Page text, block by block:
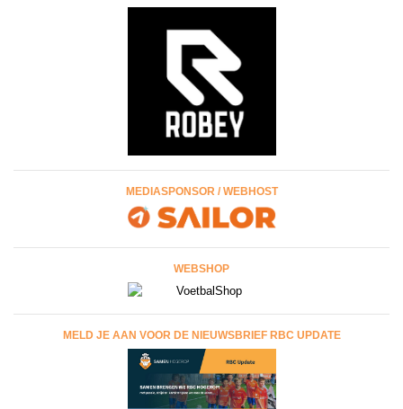
MEDIASPONSOR / WEBHOST
WEBSHOP
MELD JE AAN VOOR DE NIEUWSBRIEF RBC UPDATE